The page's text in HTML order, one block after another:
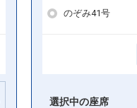
のぞみ41号
選択中の座席